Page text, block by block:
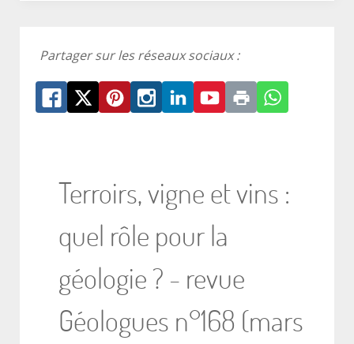
Partager sur les réseaux sociaux :
Terroirs, vigne et vins :
quel rôle pour la
géologie ? - revue
Géologues n°168 (mars